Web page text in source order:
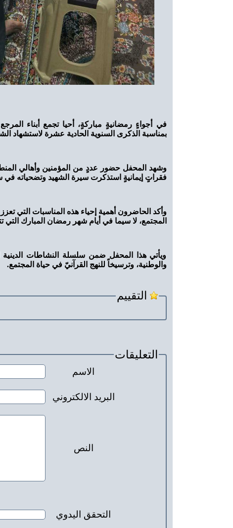
في أجواءٍ رمضانيةٍ مباركةٍ، أحيا تجمع أبناء
بمناسبة الذكرى السنوية الحادية عشرة لاستشهاد
وشهد المحفل حضور عددٍ من المؤمنين وأهالي
فقراتٍ إيمانيةٍ استذكرت سيرة الشهيد وتضحياته في
وأكد الحاضرون أهمية إحياء هذه المناسبات التي
المجتمع، لا سيما في أيام شهر رمضان المبارك التي
ويأتي هذا المحفل ضمن سلسلة النشاطات الدينية
والوطنية، وترسيخاً للنهج القرآنيّ في حياة المجتمع.
التقييم
التعليقات
الاسم
البريد الالكتروني
النص
التحقق اليدوي